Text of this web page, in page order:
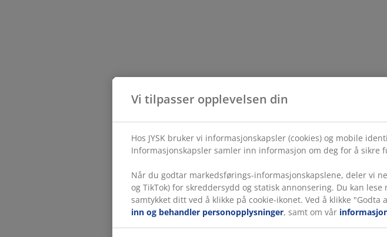
Vi tilpasser opplevelsen din
Hos JYSK bruker vi informasjonskapsler (cookies) og mobile
Informasjonskapsler samler inn informasjon om deg for å sikre
Når du godtar markedsførings-informasjonskapslene, deler vi
og TikTok) for skreddersydd og statisk annonsering. Du kan
samtykket ditt ved å klikke på cookie-ikonet. Ved å klikke
inn og behandler personopplysninger, samt om vår